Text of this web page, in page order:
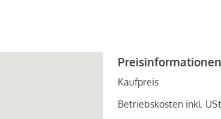
Preisinformationen
Kaufpreis
Betriebskosten inkl. USt.